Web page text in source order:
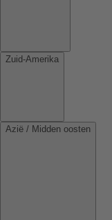
Zuid-Amerika
Azië / Midden oosten